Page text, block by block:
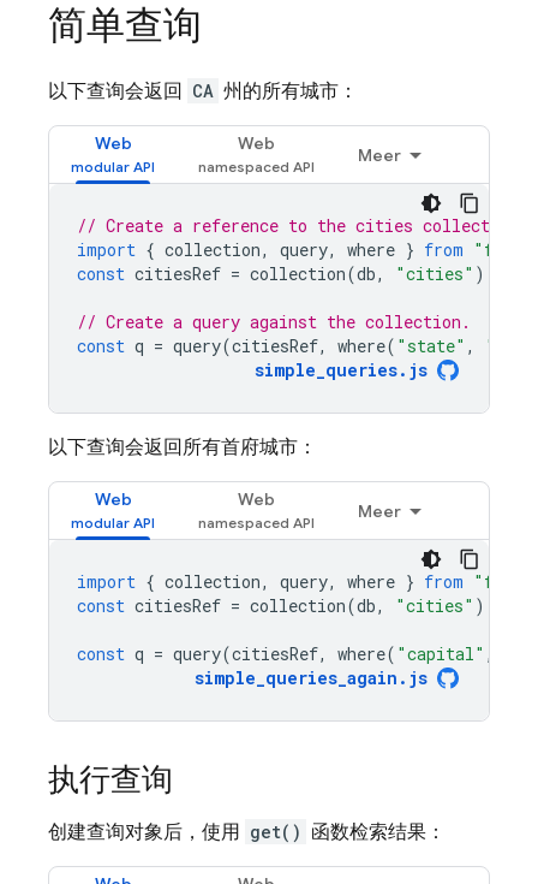
简单查询
以下查询会返回 CA 州的所有城市：
Web Web
Meer
// Create a reference to the cities collection
import { collection, query, where } from
const citiesRef = collection(db, "cities" );
// Create a query against the collection.
const q = query(citiesRef, where( "state" , "=="
simple_queries. js
以下查询会返回所有首府城市：
Web Web
Meer
import { collection, query, where } from
const citiesRef = collection(db, "cities" );
const q = query(citiesRef, where( "capital" ,
simple_queries_again . js
执行查询
创建查询对象后，使用 get() 函数检索结果：